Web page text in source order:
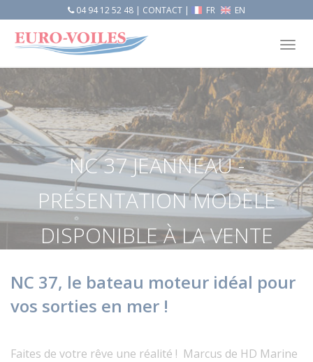
04 94 12 52 48| CONTACT| FR EN
NC 37 JEANNEAU -
PRÉSENTATION MODÈLE
DISPONIBLE À LA VENTE
NC 37 Jeanneau - Présentation modèle disponible à la vente
NC 37, le bateau moteur idéal pour
vos sorties en mer !
Faites de votre rêve une réalité ! Marcus de HD Marine